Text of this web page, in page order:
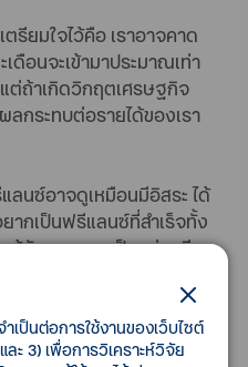
รียมใจไว้คือ เราอาจคาด
ดือนจะเข้ามาประมาณเท่า
ต่ถ้าเกิดวิกฤตเศรษฐกิจ
กระทบต่อรายได้ของเรา
ลนซ์อาจดูเหมือนมีอิสระ ได้
ากเป็นฟรีแลนซ์ที่สำเร็จทั้ง
งรู้จักวางแผนเป็นอย่างดี
วิตแบบฉบับฟรีแลนซ์
งขึ้น
เป็นต่อการใช้งานของเว็บไซต์
ะ 3) เพื่อการวิเคราะห์วิจัย